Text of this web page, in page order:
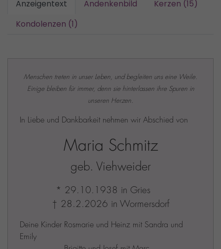
Anzeigentext Andenkenbild
Kerzen (15)
Kondolenzen (1)
Menschen treten in unser Leben, und begleiten uns eine Weile.
Einige bleiben für immer, denn sie hinterlassen ihre Spuren in
unseren Herzen.
In Liebe und Dankbarkeit nehmen wir Abschied von
Maria Schmitz
geb. Viehweider
* 29.10.1938 in Gries
† 28.2.2026 in Wormersdorf
Deine Kinder Rosmarie und Heinz mit Sandra und
Emily